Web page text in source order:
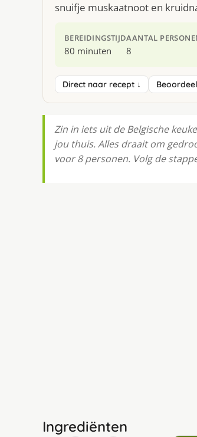
snuifje muskaatnoot en
BEREIDINGSTIJD
80 minuten
AANTAL
8
Direct naar recept ↓
Zin in iets uit de Belgische
jou thuis. Alles draait om
voor 8 personen. Volg de
Ingrediënten